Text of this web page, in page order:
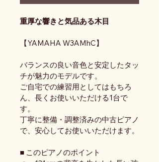
重厚な響きと気品ある木目
【YAMAHA W3AMhC】
バランスの良い音色と安定したタッ
チが魅力のモデルです。
ご自宅での練習用としてはもちろ
ん、長くお使いいただける1台で
す。
丁寧に整備・調整済みの中古ピアノ
で、安心してお使いいただけます。
■ このピアノのポイント